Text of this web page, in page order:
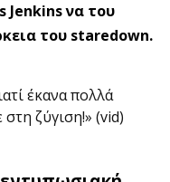
Jenkins να του
του staredown.
έκανα πολλά
ζύγιση!» (vid)